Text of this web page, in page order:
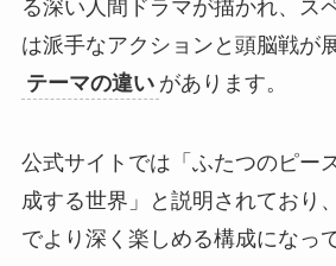
る深い人間ドラマが描かれ、ス
は派手なアクションと頭脳戦が
テーマの違い があります。
公式サイトでは「ふたつのピー
成する世界」と説明されており
でより深く楽しめる構成になっ